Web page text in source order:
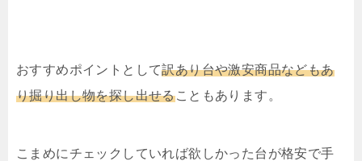
おすすめポイントとして訳あり台や激安商品などもあ
り掘り出し物を探し出せることもあります。
こまめにチェックしていれば欲しかった台が格安で手